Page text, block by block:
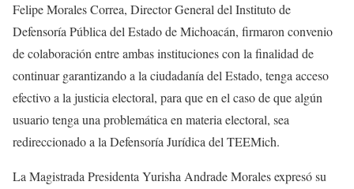
Felipe Morales Correa, Director General del Instituto de
Defensoría Pública del Estado de Michoacán, firmaron convenio
de colaboración entre ambas instituciones con la finalidad de
continuargarantizando a la ciudadanía del Estado, tenga acceso
efectivo a la justicia electoral, para que en el caso de que algún
usuario tenga una problemática en materia electoral, sea
redireccionado a la Defensoría Jurídica del TEEMich.
La Magistrada Presidenta Yurisha Andrade Morales expresó su